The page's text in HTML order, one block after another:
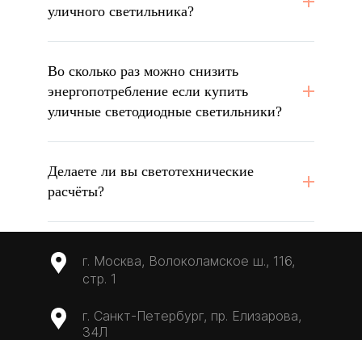
уличного светильника?
Во сколько раз можно снизить
энергопотребление если купить
уличные светодиодные светильники?
Делаете ли вы светотехнические
расчёты?
г. Москва, Волоколамское ш., 116,
стр. 1
г. Санкт-Петербург, пр. Елизарова,
34Л